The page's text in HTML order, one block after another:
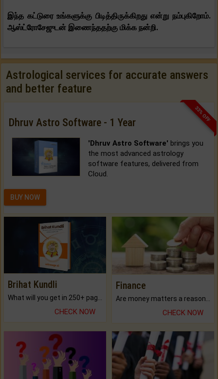
இந்த கட்டுரை உங்களுக்கு பிடித்திருக்கிறது என்று நம்புகிறோம்.
ஆஸ்ட்ரோசேஜுடன் இணைந்ததற்கு மிக்க நன்றி.
Astrological services for accurate answers
and better feature
33% OFF
Dhruv Astro Software - 1 Year
'Dhruv Astro Software' brings you
the most advanced astrology
software features, delivered from
Cloud.
BUY NOW
Brihat Kundli
CHECK NOW
Finance
CHECK NOW